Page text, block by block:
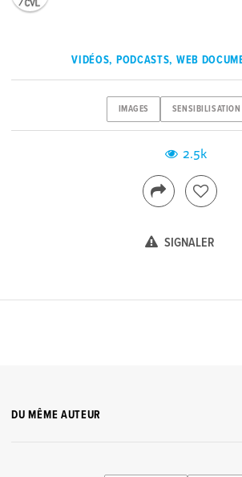
VIDÉOS, PODCASTS, WEB
IMAGES SENSIBILISATION
2.5k
SIGNALER
DU MÊME AUTEUR